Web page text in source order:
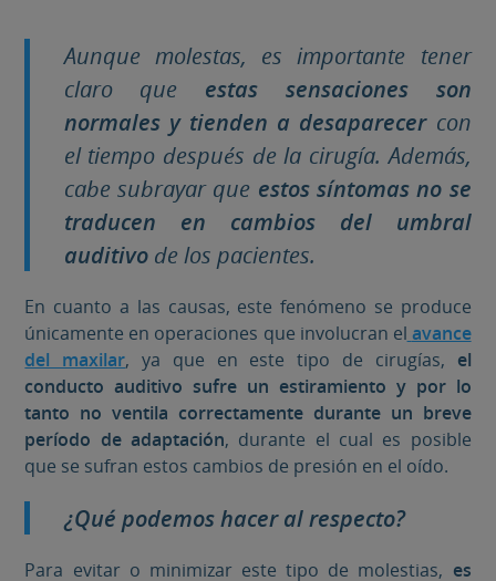
Aunque molestas, es importante tener
claro que estas sensaciones son
normales y tienden a desaparecercon
el tiempo después de la cirugía. Además,
cabe subrayar que estos síntomas no se
traducen en cambios del umbral
auditivo de los pacientes.
En cuanto a las causas, este fenómeno se produce
únicamente en operaciones que involucran el avance
del maxilar, ya que en este tipo de cirugías, el
conducto auditivo sufre un estiramiento y por lo
tanto no ventila correctamente durante un breve
período de adaptación, durante el cual es posible
que se sufran estos cambios de presión en el oído.
¿Qué podemos hacer al respecto?
Para evitar o minimizar este tipo de molestias, es